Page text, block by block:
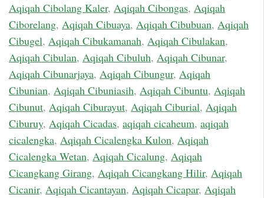
Aqiqah Cibolang Kaler, Aqiqah Cibongas, Aqiqah
Ciborelang, Aqiqah Cibuaya, Aqiqah Cibubuan, Aqiqah
Cibugel, Aqiqah Cibukamanah, Aqiqah Cibulakan,
Aqiqah Cibulan, Aqiqah Cibuluh, Aqiqah Cibunar,
Aqiqah Cibunarjaya, Aqiqah Cibungur, Aqiqah
Cibunian, Aqiqah Cibuniasih, Aqiqah Cibuntu, Aqiqah
Cibunut, Aqiqah Ciburayut, Aqiqah Ciburial, Aqiqah
Ciburuy, Aqiqah Cicadas, aqiqah cicaheum, aqiqah
cicalengka, Aqiqah Cicalengka Kulon, Aqiqah
Cicalengka Wetan, Aqiqah Cicalung, Aqiqah
Cicangkang Girang, Aqiqah Cicangkang Hilir, Aqiqah
Cicanir, Aqiqah Cicantayan, Aqiqah Cicapar, Aqiqah